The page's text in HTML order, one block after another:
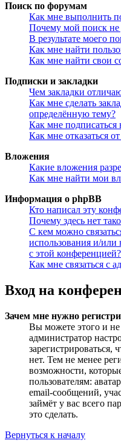
Поиск по форумам
Как мне выполнить
Почему мой поиск не
В результате моего
Как мне найти
Как мне найти свои
Подписки и закладки
Чем закладки
Как мне сделать
определённую тему?
Как мне
Как мне отказаться
Вложения
Какие вложения
Как мне найти мои
Информация о phpBB
Кто написал эту
Почему здесь нет
С кем можно
использования и/
с этой конференцией?
Как мне связаться с
Вход на
Зачем мне нужно
Вы можете этого и не
администратор
нет. Тем не менее
возможности,
пользователям:
email-сообщений,
займёт у вас всего
это сделать.
Вернуться к началу